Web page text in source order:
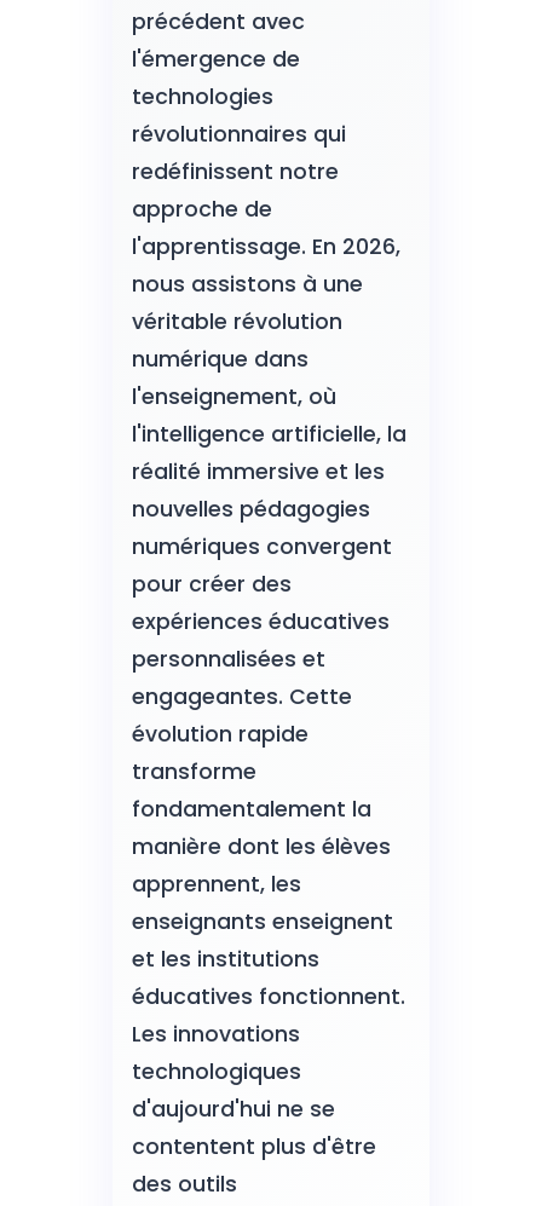
précédent avec
l'émergence de
technologies
révolutionnaires qui
redéfinissent notre
approche de
l'apprentissage. En 2026,
nous assistons à une
véritable révolution
numérique dans
l'enseignement, où
l'intelligence artificielle, la
réalité immersive et les
nouvelles pédagogies
numériques convergent
pour créer des
expériences éducatives
personnalisées et
engageantes. Cette
évolution rapide
transforme
fondamentalement la
manière dont les élèves
apprennent, les
enseignants enseignent
et les institutions
éducatives fonctionnent.
Les innovations
technologiques
d'aujourd'hui ne se
contentent plus d'être
des outils